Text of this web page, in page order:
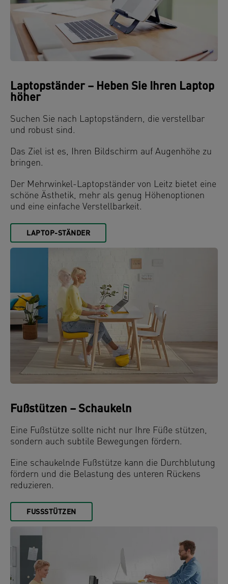
Laptopständer – Heben Sie Ihren Laptop
höher
Suchen Sie nach Laptopständern, die verstellbar
und robust sind.
Das Ziel ist es, Ihren Bildschirm auf Augenhöhe zu
bringen.
Der Mehrwinkel-Laptopständer von Leitz bietet eine
schöne Ästhetik, mehr als genug Höhenoptionen
und eine einfache Verstellbarkeit.
LAPTOP-STÄNDER
Fußstützen – Schaukeln
Eine Fußstütze sollte nicht nur Ihre Füße stützen,
sondern auch subtile Bewegungen fördern.
Eine schaukelnde Fußstütze kann die Durchblutung
fördern und die Belastung des unteren Rückens
reduzieren.
FUSSSTÜTZEN